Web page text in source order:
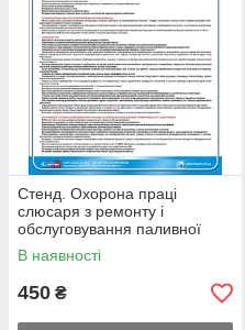
Стенд. Охорона праці
слюсаря з ремонту і
обслуговування паливної
апаратури автомобілів. (рус)
0,6х0,5. Пластик
В наявності
450 ₴